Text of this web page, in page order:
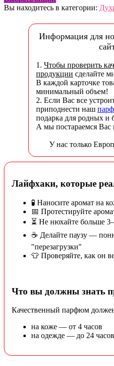
Вы находитесь в категории:
Информация для
1. Чтобы проверить
продукции сделайте
В каждой карточке
минимальный объем!
2. Если Вас все
приподнести наш
подарка для родных и
А мы постараемся Вас
У нас только
Лайфхаки, которые
🧪 Наносите аромат на
📅 Протестируйте
⏳ Не нюхайте больше
☕ Делайте паузу —
"перезагрузки"
👕 Проверяйте, как он
Что вы должны знать
Качественный парфюм
на коже — от 4 часов
на одежде — до 24 часов